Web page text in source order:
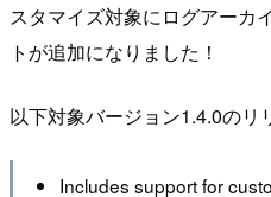
スタマイズ対象にログアーカ
トが追加になりました！
以下対象バージョン1.4.0のリ
Includes support for